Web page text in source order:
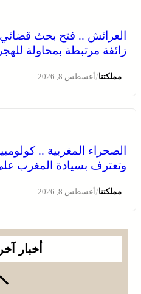
العرائش .. فتح بحث
زائفة مرتبطة بمحاولة
مملكتنا/أغسطس 8, 2026
الصحراء المغربية ..
وتعترف بسيادة المغرب
مملكتنا/أغسطس 8, 2026
أخبار